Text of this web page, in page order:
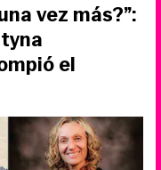
vez más?”:
el